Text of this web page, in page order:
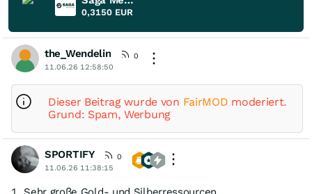
0,3150 EUR
the_Wendelin
0
11.06.26 12:58:50
Dieser Beitrag wurde von FairMOD moderiert.
Grund: Spam, Werbung
SPORTIFY
0
11.06.26 11:38:15